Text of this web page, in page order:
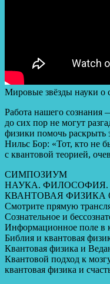
Мировые звёзды науки о
Работа нашего сознания
до сих пор не могут
физики помочь раскрыть
Нильс Бор: «Тот, кто не
с квантовой теорией,
СИМПОЗИУМ
НАУКА. ФИЛОСОФИЯ.
КВАНТОВАЯ ФИЗИКА
Смотрите прямую
Сознательное и
Информационное поле в
Библия и квантовая
Квантовая физика и
Квантовой подход к
️квантовая физика и